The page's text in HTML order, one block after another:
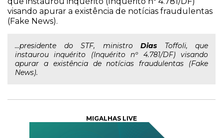
visando apurar a existência de notícias fraudulentas
(Fake News).
...presidente do STF, ministro Dias Toffoli, que
instaurou inquérito (Inquérito nº 4.781/DF) visando
apurar a existência de notícias fraudulentas (Fake
News).
MIGALHAS LIVE